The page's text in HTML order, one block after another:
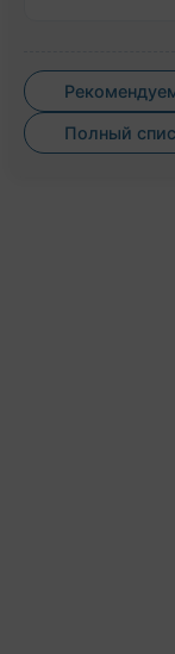
Полный